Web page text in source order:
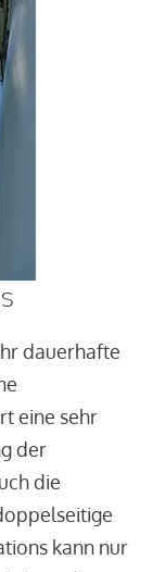
dauerhafte
eine sehr
der
die
kann nur